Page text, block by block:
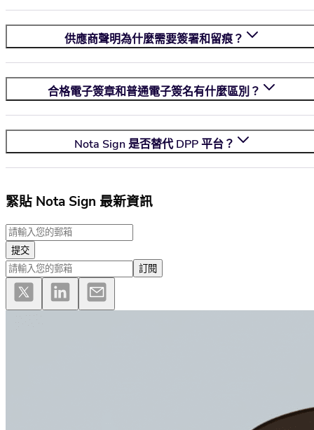
供應商聲明為什麼需要簽署和留痕？
合格電子簽章和普通電子簽名有什麼區別？
Nota Sign是否替代 DPP 平台？
緊貼 Nota Sign 最新資訊
提交
訂閱